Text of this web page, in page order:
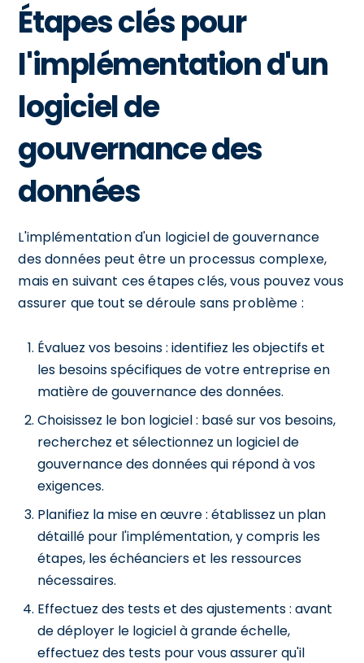
Étapes clés pour
l'implémentation d'un
logiciel de
gouvernance des
données
L'implémentation d'un logiciel de gouvernance
des données peut être un processus complexe,
mais en suivant ces étapes clés, vous pouvez vous
assurer que tout se déroule sans problème :
Évaluez vos besoins : identifiez les objectifs et
les besoins spécifiques de votre entreprise en
matière de gouvernance des données.
Choisissez le bon logiciel : basé sur vos besoins,
recherchez et sélectionnez un logiciel de
gouvernance des données qui répond à vos
exigences.
Planifiez la mise en œuvre : établissez un plan
détaillé pour l'implémentation, y compris les
étapes, les échéanciers et les ressources
nécessaires.
Effectuez des tests et des ajustements : avant
de déployer le logiciel à grande échelle,
effectuez des tests pour vous assurer qu'il